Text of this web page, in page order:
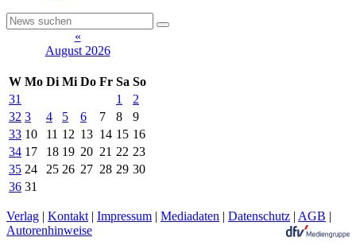
«
August 2026
W Mo Di Mi Do Fr Sa So
31
1
2
32 3 4 5 6 7 8
9
33 10 11 12 13 14 15 16
34 17 18 19 20 21 22 23
35 24 25 26 27 28 29 30
36 31
Verlag | Kontakt | Impressum | Mediadaten | Datenschutz | AGB |
Autorenhinweise